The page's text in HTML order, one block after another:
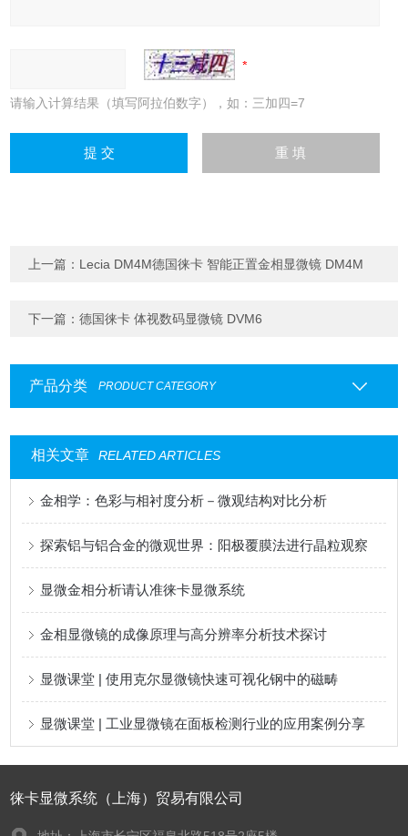
请输入计算结果（填写阿拉伯数字），如：三加四=7
上一篇： Lecia DM4M德国徕卡 智能正置金相显微镜 DM4M
下一篇：德国徕卡 体视数码显微镜 DVM6
产品分类 PRODUCT CATEGORY
相关文章 RELATED ARTICLES
金相学：色彩与相衬度分析－微观结构对比分析
探索铝与铝合金的微观世界：阳极覆膜法进行晶粒观察
显微金相分析请认准徕卡显微系统
金相显微镜的成像原理与高分辨率分析技术探讨
显微课堂 | 使用克尔显微镜快速可视化钢中的磁畴
显微课堂 | 工业显微镜在面板检测行业的应用案例分享
徕卡显微系统（上海）贸易有限公司